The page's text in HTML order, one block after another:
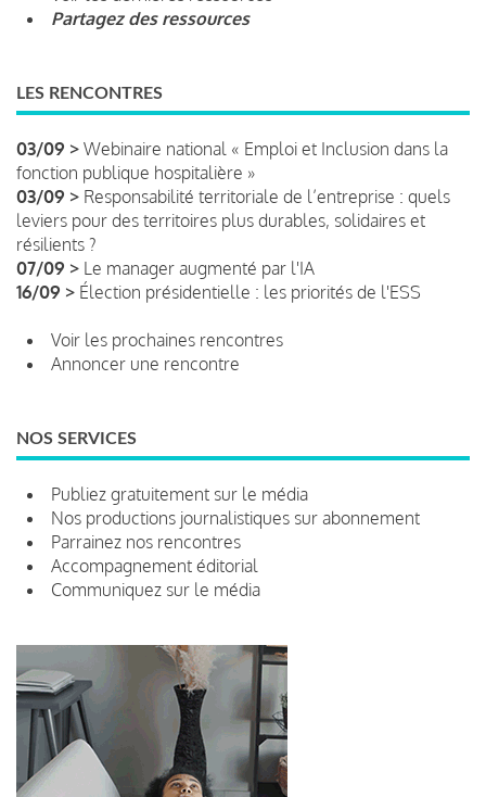
Partagez des ressources
LES RENCONTRES
03/09 > Webinaire national « Emploi et Inclusion dans la
fonction publique hospitalière »
03/09 > Responsabilité territoriale de l’entreprise : quels
leviers pour des territoires plus durables, solidaires et
résilients ?
07/09 > Le manager augmenté par l'IA
16/09 > Élection présidentielle : les priorités de l'ESS
Voir les prochaines rencontres
Annoncer une rencontre
NOS SERVICES
Publiez gratuitement sur le média
Nos productions journalistiques sur abonnement
Parrainez nos rencontres
Accompagnement éditorial
Communiquez sur le média